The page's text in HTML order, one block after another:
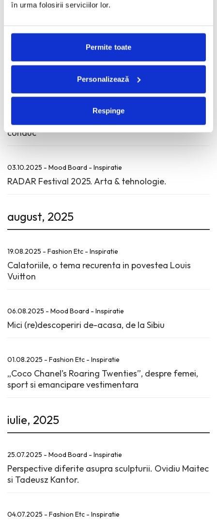
în urma folosirii serviciilor lor.
Permite toate
Personalizează
Respinge
22.10.2025 - Fashion Etc - Inspiratie
Caroline’s Couture. De la design de bijuterie la
09.10.2025 - Fashion Etc - Inspiratie
5 case de moda & debutul designerilor care le
conduc
03.10.2025 - Mood Board - Inspiratie
RADAR Festival 2025. Arta & tehnologie.
august, 2025
19.08.2025 - Fashion Etc - Inspiratie
Calatoriile, o tema recurenta in povestea Louis
Vuitton
06.08.2025 - Mood Board - Inspiratie
Mici (re)descoperiri de-acasa, de la Sibiu
01.08.2025 - Fashion Etc - Inspiratie
„Coco Chanel’s Roaring Twenties”, despre femei,
sport si emancipare vestimentara
iulie, 2025
25.07.2025 - Mood Board - Inspiratie
Perspective diferite asupra sculpturii. Ovidiu Maitec
si Tadeusz Kantor.
04.07.2025 - Fashion Etc - Inspiratie